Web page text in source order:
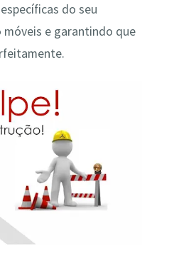
do seu
e garantindo que